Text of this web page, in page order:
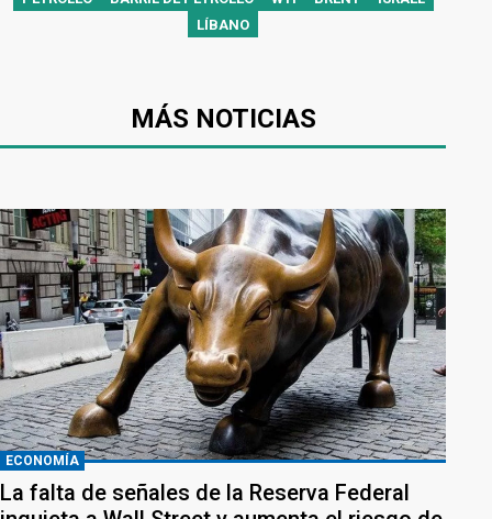
LÍBANO
MÁS NOTICIAS
ECONOMÍA
La falta de señales de la Reserva Federal